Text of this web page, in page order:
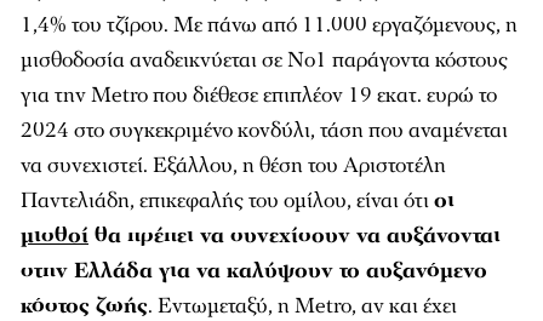
1,4% του τζίρου. Με πάνω από 11.000 εργαζόμενους, η
μισθοδοσία αναδεικνύεται σε Νο1 παράγοντα κόστους
για την Metro που διέθεσε επιπλέον 19 εκατ. ευρώ το
2024 στο συγκεκριμένο κονδύλι, τάση που αναμένεται
να συνεχιστεί. Εξάλλου, η θέση του Αριστοτέλη
Παντελιάδη, επικεφαλής του ομίλου, είναι ότιοι
μισθοί θα πρέπει να συνεχίσουν να αυξάνονται
στην Ελλάδα για να καλύψουν το αυξανόμενο
κόστος ζωής. Εντωμεταξύ, η Metro, αν και έχει